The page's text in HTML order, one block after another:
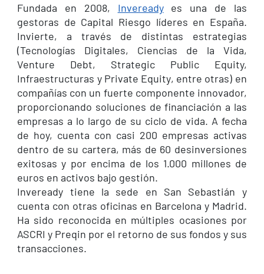
Fundada en 2008, Invereadyes una de las
gestoras de Capital Riesgo líderes en España.
Invierte, a través de distintas estrategias
(Tecnologías Digitales, Ciencias de la Vida,
Venture Debt, Strategic Public Equity,
Infraestructuras y Private Equity, entre otras) en
compañías con un fuerte componente innovador,
proporcionando soluciones de financiación a las
empresas a lo largo de su ciclo de vida. A fecha
de hoy, cuenta con casi 200 empresas activas
dentro de su cartera, más de 60 desinversiones
exitosas y por encima de los 1.000 millones de
euros en activos bajo gestión.
Inveready tiene la sede en San Sebastián y
cuenta con otras oficinas en Barcelona y Madrid.
Ha sido reconocida en múltiples ocasiones por
ASCRI y Preqin por el retorno de sus fondos y sus
transacciones.